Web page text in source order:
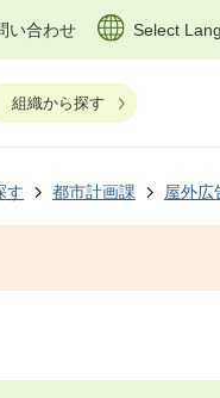
い合わせ Select
組織から探す
す 都市計画課 屋外広